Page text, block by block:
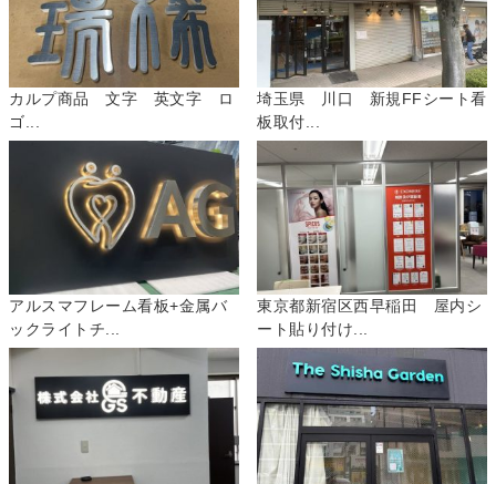
カルプ商品 文字 英文字 ロ
ゴ...
埼玉県 川口 新規FFシート看
板取付...
アルスマフレーム看板+金属バ
ックライトチ...
東京都新宿区西早稲田 屋内シ
ート貼り付け...